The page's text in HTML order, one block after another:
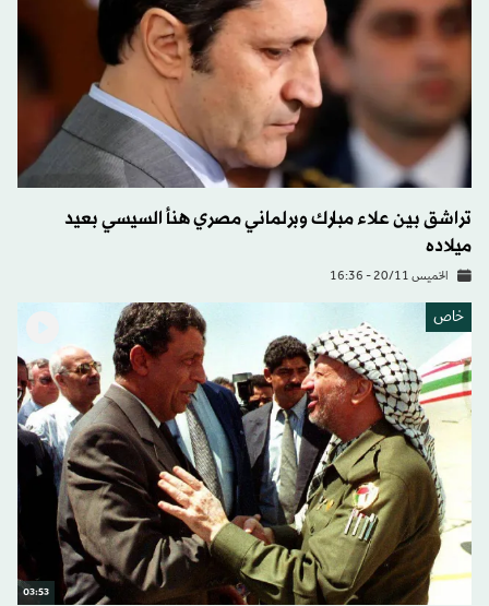
تراشق بين علاء مبارك وبرلماني مصري هنأ السيسي بعيد
ميلاده
الخميس 20/11 - 16:36
خاص
03:53